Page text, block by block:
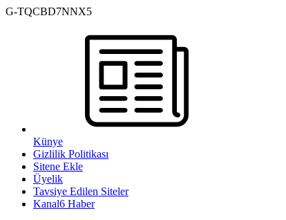
G-TQCBD7NNX5
Künye
Gizlilik Politikası
Sitene Ekle
Üyelik
Tavsiye Edilen Siteler
Kanal6 Haber